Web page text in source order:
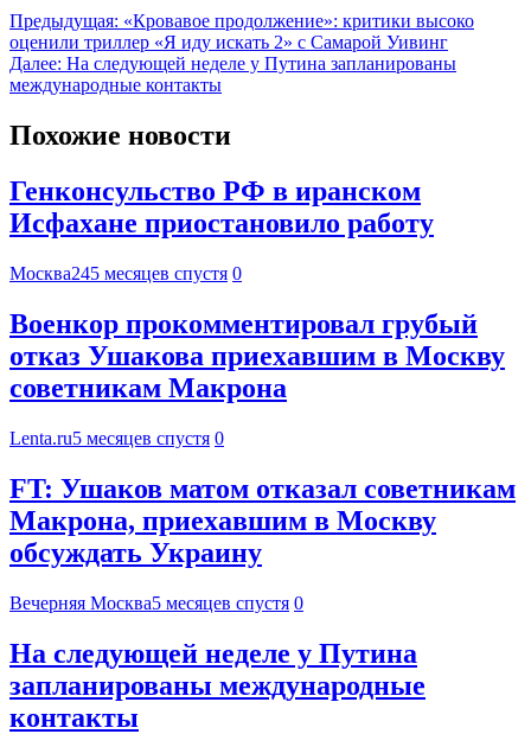
Предыдущая: «Кровавое продолжение»: критики высоко
оценили триллер «Я иду искать 2» с Самарой Уивинг
Далее: На следующей неделе у Путина запланированы
международные контакты
Похожие новости
Генконсульство РФ в иранском
Исфахане приостановило работу
Москва245 месяцев спустя 0
Военкор прокомментировал грубый
отказ Ушакова приехавшим в Москву
советникам Макрона
Lenta.ru5 месяцев спустя 0
FT: Ушаков матом отказал советникам
Макрона, приехавшим в Москву
обсуждать Украину
Вечерняя Москва5 месяцев спустя 0
На следующей неделе у Путина
запланированы международные
контакты